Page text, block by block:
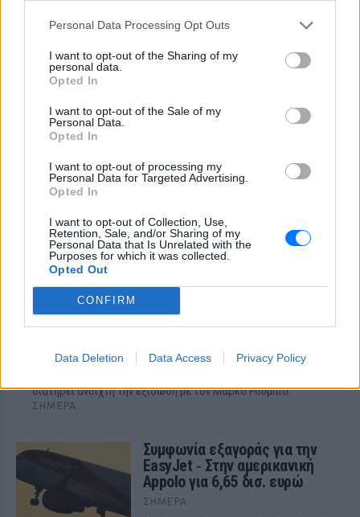
Personal Data Processing Opt Outs
I want to opt-out of the Sharing of my
personal data.
Opted In
I want to opt-out of the Sale of my
Personal Data.
Opted In
I want to opt-out of processing my
Personal Data for Targeted Advertising.
Opted In
I want to opt-out of Collection, Use,
Retention, Sale, and/or Sharing of my
Personal Data that Is Unrelated with the
Purposes for which it was collected.
Opted Out
CONFIRM
Data Deletion Data Access Privacy Policy
Meta έξυπνα γυαλιά: Γιατί
εστιατόρια, παμπ και θέατρα
Από τον εστιάτορα Τζέρεμι Κινγκ ως την
πόρτα στα Ray-Ban Meta glasses.
Ο εκλεκτός του Τραμπ: Το κρυφό σχέδιο
διαδοχής στην ηγεσία του MAGA
Ο Ντόναλντ Τραμπ φέρεται να έδωσε ιδιωτικά το πιο
ξεκάθαρο μέχρι σήμερα σήμα υπέρ του αντιπροέδρου ως
διατηρεί ανοιχτή την εξίσωση με τον Μάρκο Ρούμπιο.
ΣΉΜΕΡΑ
Συμφωνία εξαγοράς για την
EasyJet ‑ Στην αμερικανική
Appolo για 6,65 δισ. ευρώ
ΣΉΜΕΡΑ